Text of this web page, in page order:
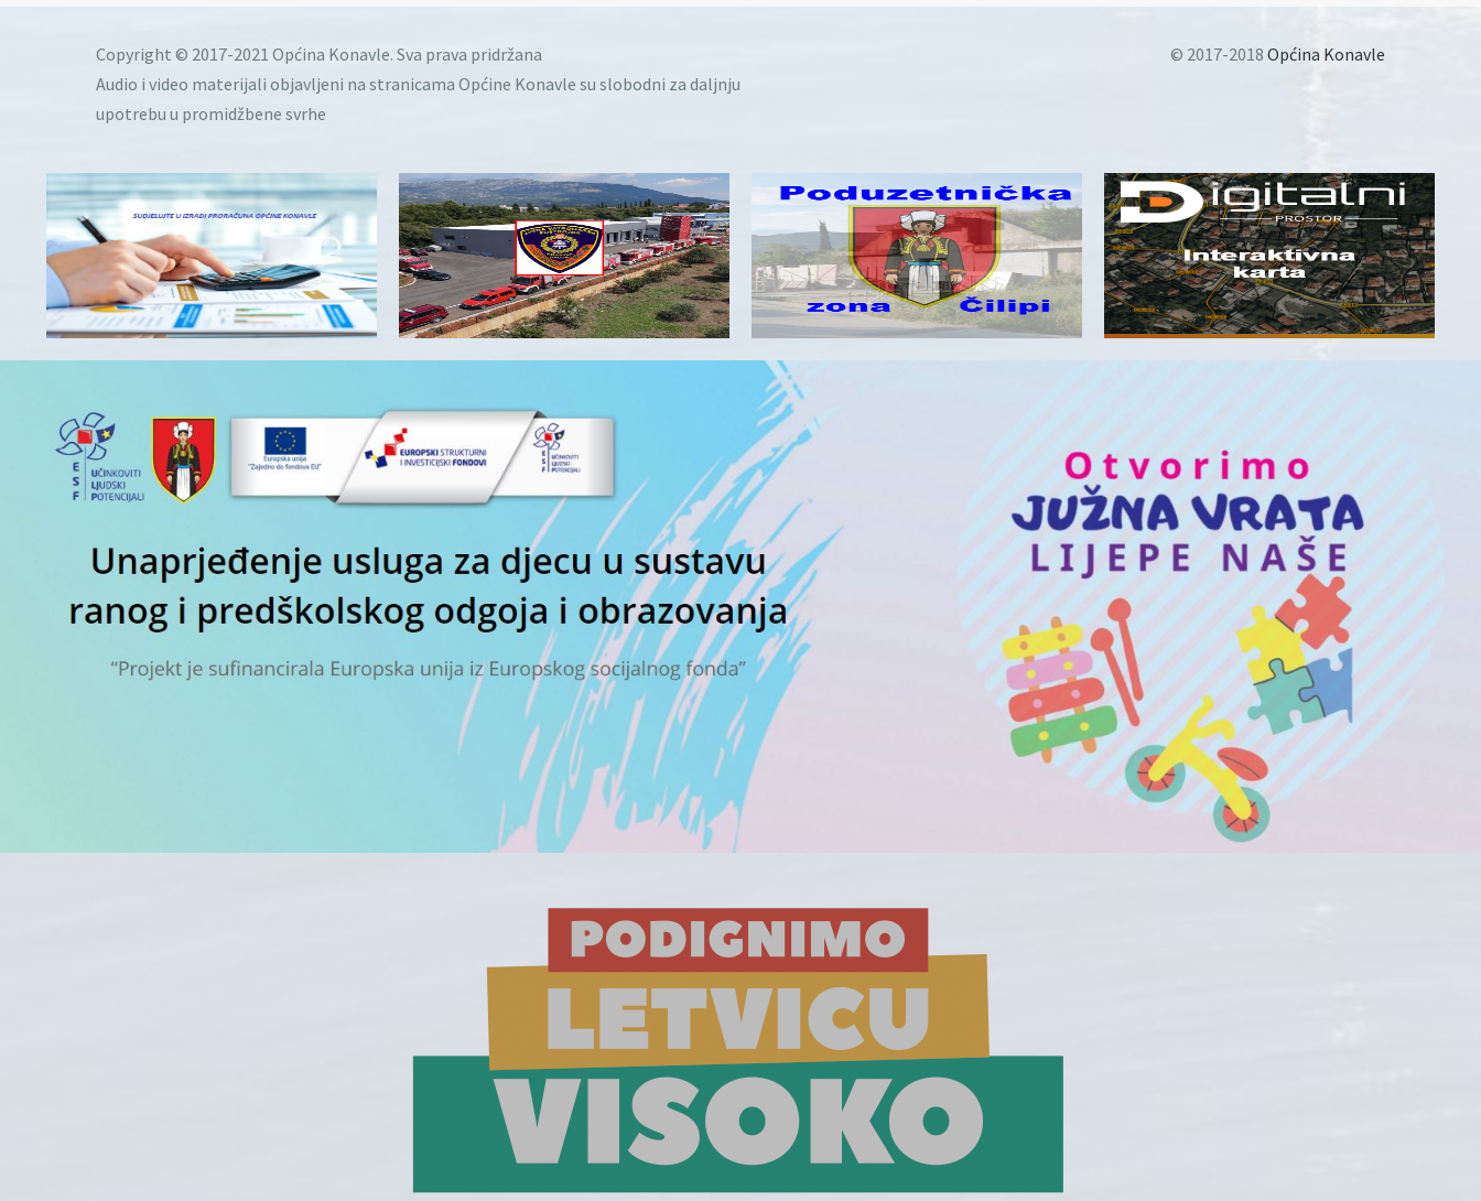
Copyright © 2017-2021 Općina Konavle. Sva prava pridržana
Audio i video materijali objavljeni na stranicama Općine Konavle su slobodni za daljnju
upotrebu u promidžbene svrhe
© 2017-2018 Općina Konavle